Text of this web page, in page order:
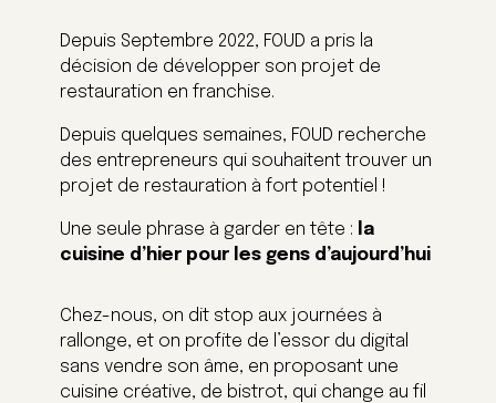
Depuis Septembre 2022, FOUD a pris la
décision de développer son projet de
restauration en franchise.
Depuis quelques semaines, FOUD recherche
des entrepreneurs qui souhaitent trouver un
projet de restauration à fort potentiel !
Une seule phrase à garder en tête : la
cuisine d’hier pour les gens d’aujourd’hui
Chez-nous, on dit stop aux journées à
rallonge, et on profite de l’essor du digital
sans vendre son âme, en proposant une
cuisine créative, de bistrot, qui change au fil